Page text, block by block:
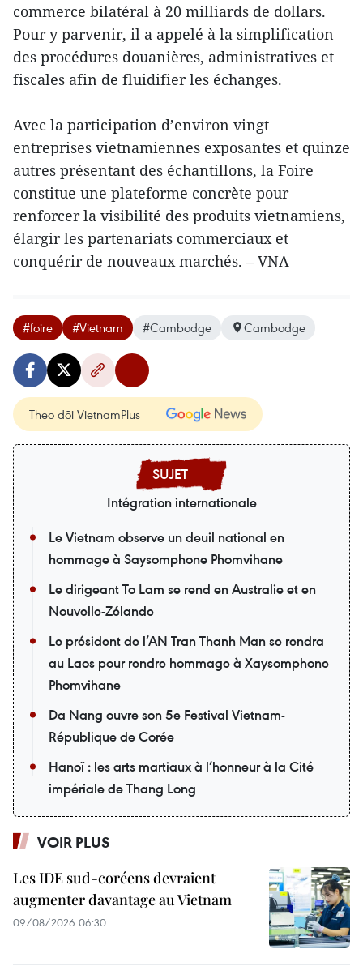
commerce bilatéral à 20 milliards de dollars.
Pour y parvenir, il a appelé à la simplification
des procédures douanières, administratives et
fiscales afin de fluidifier les échanges.
Avec la participation d’environ vingt
entreprises vietnamiennes exposantes et quinze
autres présentant des échantillons, la Foire
constitue une plateforme concrète pour
renforcer la visibilité des produits vietnamiens,
élargir les partenariats commerciaux et
conquérir de nouveaux marchés. – VNA
#foire #Vietnam #Cambodge Cambodge
Theo dõi VietnamPlus
Intégration internationale
Le Vietnam observe un deuil national en
hommage à Saysomphone Phomvihane
Le dirigeant To Lam se rend en Australie et en
Nouvelle-Zélande
Le président de l’AN Tran Thanh Man se rendra
au Laos pour rendre hommage à Xaysomphone
Phomvihane
Da Nang ouvre son 5e Festival Vietnam-
République de Corée
Hanoï : les arts martiaux à l’honneur à la Cité
impériale de Thang Long
VOIR PLUS
Les IDE sud-coréens devraient
augmenter davantage au Vietnam
09/08/2026 06:30